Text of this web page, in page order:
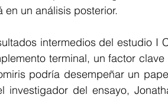
en un análisis posterior.
intermedios del estudio I
terminal, un factor
podría desempeñar un
investigador del ensayo,